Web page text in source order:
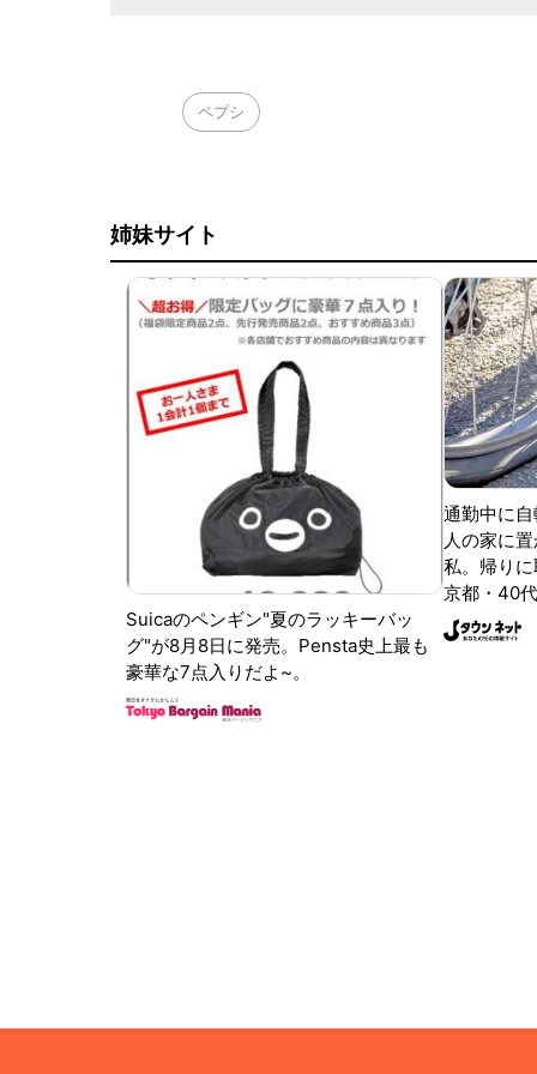
ペプシ
姉妹サイト
Suicaのペンギン"夏のラッキーバッ
グ"が8月8日に発売。Pensta史上最も
豪華な7点入りだよ~。
通勤中に
人の家に
私。帰り
京都・40